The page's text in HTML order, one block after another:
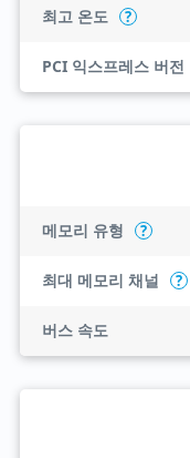
최고 온도 ?
PCI 익스프레스 버전
메모리 유형 ?
최대 메모리 채널 ?
버스 속도